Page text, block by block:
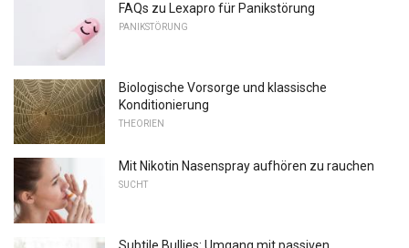
FAQs zu Lexapro für Panikstörung
PANIKSTÖRUNG
Biologische Vorsorge und klassische
Konditionierung
THEORIEN
Mit Nikotin Nasenspray aufhören zu rauchen
SUCHT